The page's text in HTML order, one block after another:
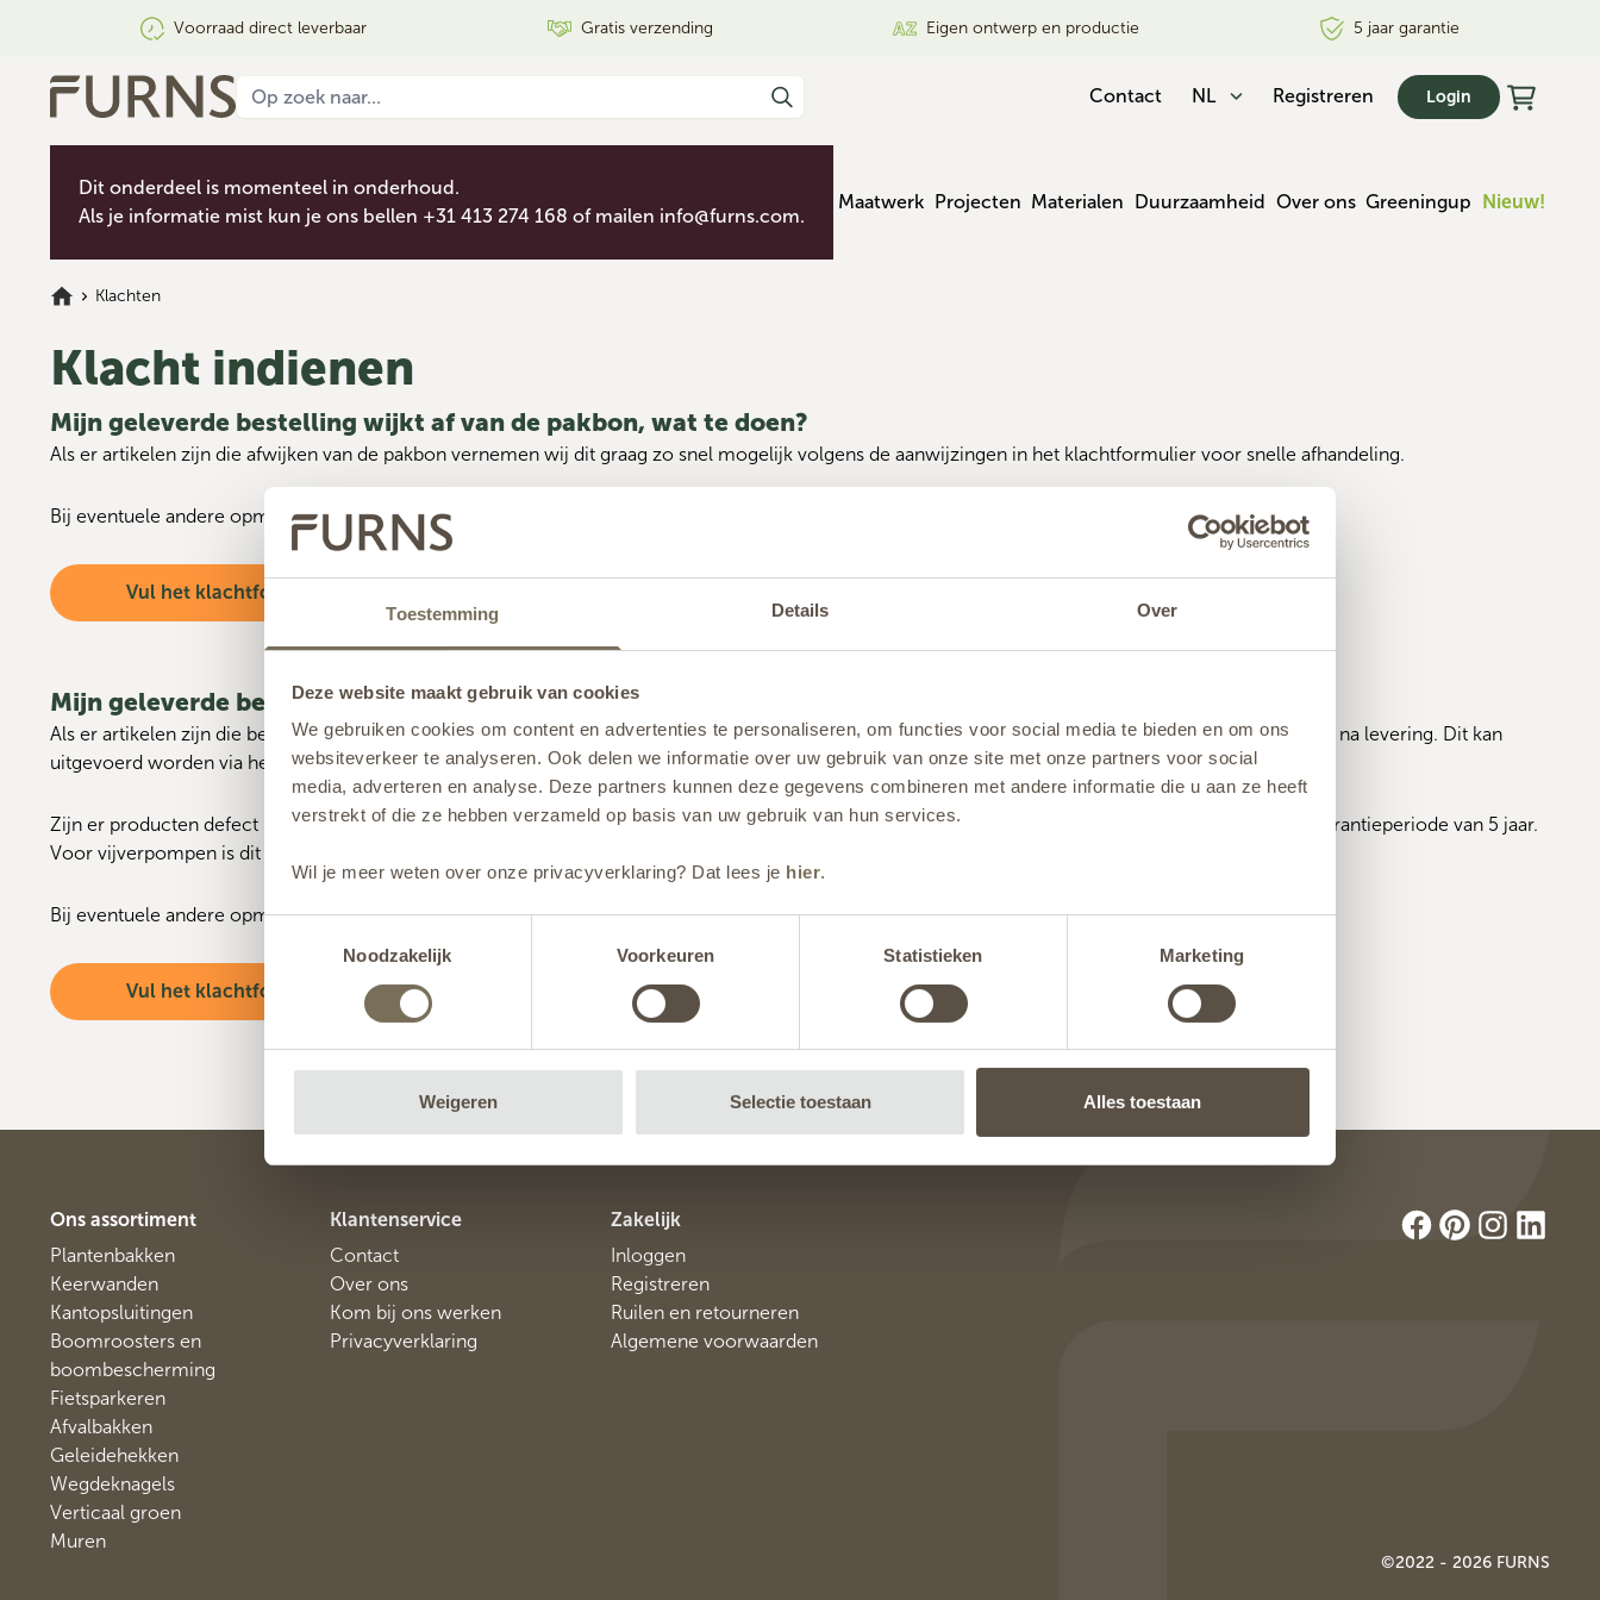
Toestemming Details Over
Deze website maakt gebruik van cookies
We gebruiken cookies om content en advertenties te personaliseren, om functies voor social media te bieden en om ons
websiteverkeer te analyseren. Ook delen we informatie over uw gebruik van onze site met onze partners voor social
media, adverteren en analyse. Deze partners kunnen deze gegevens combineren met andere informatie die u aan ze heeft
verstrekt of die ze hebben verzameld op basis van uw gebruik van hun services.
Wil je meer weten over onze privacyverklaring? Dat lees je hier.
Noodzakelijk
Voorkeuren Statistieken Marketing
Weigeren Selectie toestaan Alles toestaan
Voorraad direct leverbaar Gratis verzending Eigen ontwerp en productie 5 jaar garantie
Contact NL Registreren Login
Dit onderdeel is momenteel in onderhoud.
Als je informatie mist kun je ons bellen +31 413 274 168 of mailen info@furns.com.
Maatwerk Projecten Materialen Duurzaamheid Over ons Greeningup Nieuw!
Klachten
Klacht indienen
Mijn geleverde bestelling wijkt af van de pakbon, wat te doen?
Als er artikelen zijn die afwijken van de pakbon vernemen wij dit graag zo snel mogelijk volgens de aanwijzingen in het klachtformulier voor snelle afhandeling.
Bij eventuele andere opmerkingen vernemen wij die graag met het ingevulde klachtformulier op
Vul het klachtformulier in
Mijn geleverde bestelling is beschadigd, incompleet of defect
Als er artikelen zijn die beschadigd, incompleet of defect bij ontvangst? Dan vernemen wij dit graag binnen zo snel mogelijk, het liefste binnen 2 dagen na levering. Dit kan
uitgevoerd worden via het klachtformulier hieronder.
Zijn er producten defect binnen de garantietermijn? Dan kan dit ook via het klachtformulier worden behandeld. Bij standaardproducten geldt er een garantieperiode van 5 jaar.
Voor vijverpompen is dit 2 jaar en Ledverlichting 1 jaar.
Bij eventuele andere opmerkingen vernemen wij die graag met het ingevulde klachtformulier op info@furns.com.
Vul het klachtformulier in
Ons assortiment
Plantenbakken
Keerwanden
Kantopsluitingen
Boomroosters en
boombescherming
Fietsparkeren
Afvalbakken
Geleidehekken
Wegdeknagels
Verticaal groen
Muren
Klantenservice
Contact
Over ons
Kom bij ons werken
Privacyverklaring
Zakelijk
Inloggen
Registreren
Ruilen en retourneren
Algemene voorwaarden
©2022 - 2026 FURNS